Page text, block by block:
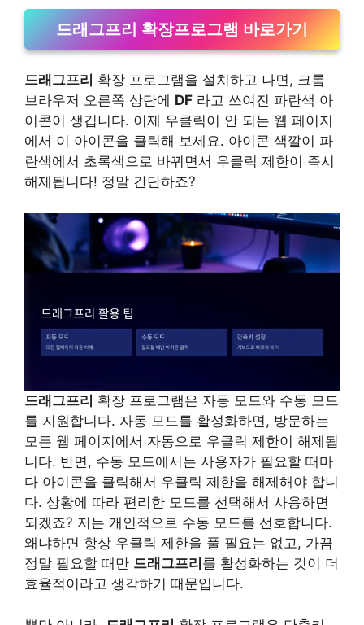
드래그프리 확장프로그램 바로가기
드래그프리 확장 프로그램을 설치하고 나면, 크롬
브라우저 오른쪽 상단에 DF 라고 쓰여진 파란색 아
이콘이 생깁니다. 이제 우클릭이 안 되는 웹 페이지
에서 이 아이콘을 클릭해 보세요. 아이콘 색깔이 파
란색에서 초록색으로 바뀌면서 우클릭 제한이 즉시
해제됩니다! 정말 간단하죠?
드래그프리 확장 프로그램은 자동 모드와 수동 모드
를 지원합니다. 자동 모드를 활성화하면, 방문하는
모든 웹 페이지에서 자동으로 우클릭 제한이 해제됩
니다. 반면, 수동 모드에서는 사용자가 필요할 때마
다 아이콘을 클릭해서 우클릭 제한을 해제해야 합니
다. 상황에 따라 편리한 모드를 선택해서 사용하면
되겠죠? 저는 개인적으로 수동 모드를 선호합니다.
왜냐하면 항상 우클릭 제한을 풀 필요는 없고, 가끔
정말 필요할 때만 드래그프리 를 활성화하는 것이 더
효율적이라고 생각하기 때문입니다.